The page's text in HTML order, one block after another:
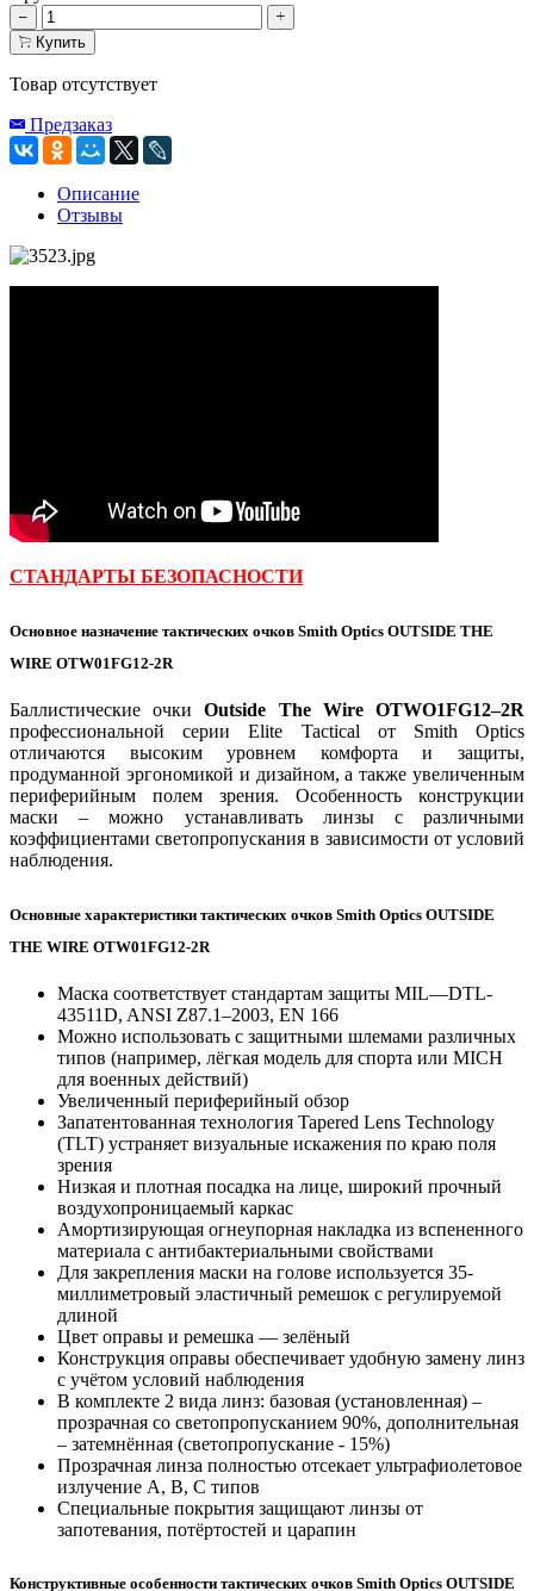
Купить
Товар отсутствует
Предзаказ
Описание
Отзывы
СТАНДАРТЫ БЕЗОПАСНОСТИ
Основное назначение тактических очков Smith Optics OUTSIDE THE
WIRE OTW01FG12-2R
Баллистические очкиOutside The Wire OTWO1FG12–2R
профессиональной серии Elite Tactical от Smith Optics
отличаются высоким уровнем комфорта и защиты,
продуманной эргономикой и дизайном, а также увеличенным
периферийным полем зрения. Особенность конструкции
маски – можно устанавливать линзы с различными
коэффициентами светопропускания в зависимости от условий
наблюдения.
Основные характеристики тактических очков Smith Optics OUTSIDE
THE WIRE OTW01FG12-2R
Маска соответствует стандартам защиты MIL—DTL-
43511D, ANSI Z87.1–2003, EN 166
Можно использовать с защитными шлемами различных
типов (например, лёгкая модель для спорта или MICH
для военных действий)
Увеличенный периферийный обзор
Запатентованная технология Tapered Lens Technology
(TLT) устраняет визуальные искажения по краю поля
зрения
Низкая и плотная посадка на лице, широкий прочный
воздухопроницаемый каркас
Амортизирующая огнеупорная накладка из вспененного
материала с антибактериальными свойствами
Для закрепления маски на голове используется 35-
миллиметровый эластичный ремешок с регулируемой
длиной
Цвет оправы и ремешка — зелёный
Конструкция оправы обеспечивает удобную замену линз
с учётом условий наблюдения
В комплекте 2 вида линз: базовая (установленная) –
прозрачная со светопропусканием 90%, дополнительная
– затемнённая (светопропускание - 15%)
Прозрачная линза полностью отсекает ультрафиолетовое
излучение A, B, C типов
Специальные покрытия защищают линзы от
запотевания, потёртостей и царапин
Конструктивные особенности тактических очков Smith Optics OUTSIDE